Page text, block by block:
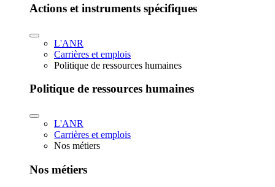
Actions et instruments spécifiques
L'ANR
Carrières et emplois
Politique de ressources humaines
Politique de ressources humaines
L'ANR
Carrières et emplois
Nos métiers
Nos métiers